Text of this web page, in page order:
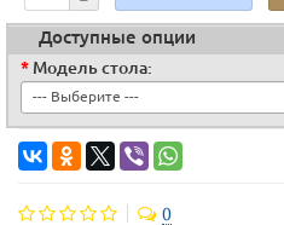
Доступные опции
Модель стола:
0